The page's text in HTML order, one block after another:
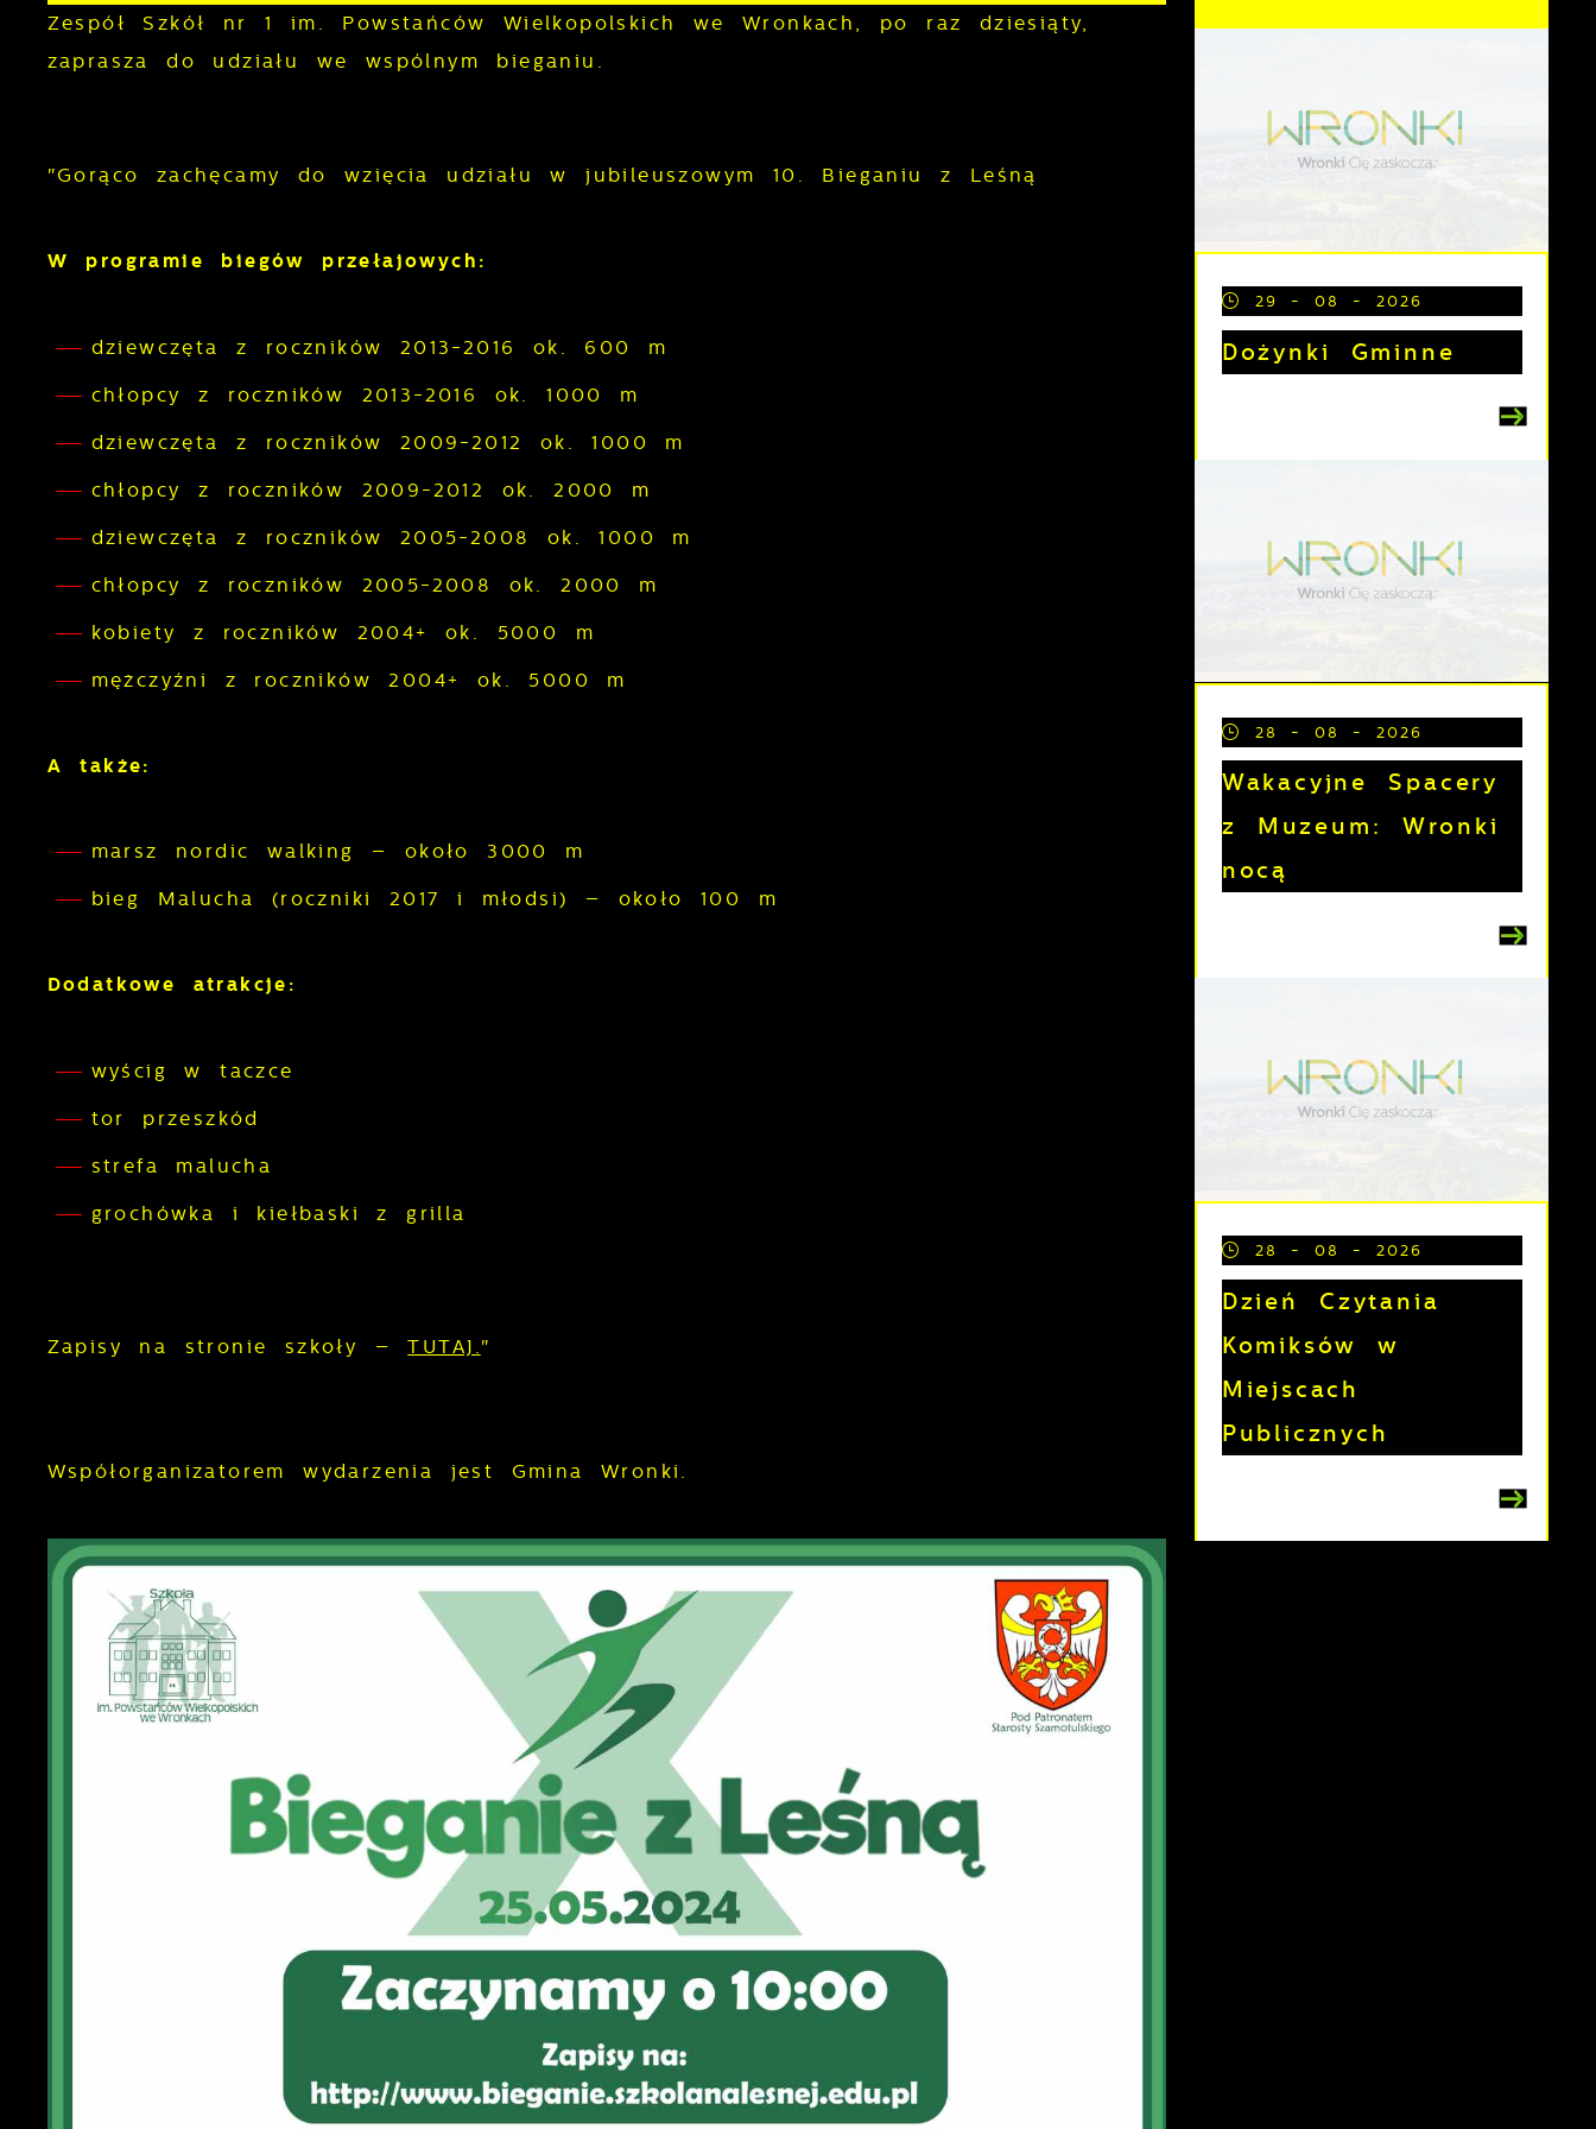
Zespół Szkół nr 1 im. Powstańców Wielkopolskich we Wronkach, po raz dziesiąty,
zaprasza do udziału we wspólnym bieganiu.
"Gorąco zachęcamy do wzięcia udziału w jubileuszowym 10. Bieganiu z Leśną
W programie biegów przełajowych:
dziewczęta z roczników 2013-2016 ok. 600 m
chłopcy z roczników 2013-2016 ok. 1000 m
dziewczęta z roczników 2009-2012 ok. 1000 m
chłopcy z roczników 2009-2012 ok. 2000 m
dziewczęta z roczników 2005-2008 ok. 1000 m
chłopcy z roczników 2005-2008 ok. 2000 m
kobiety z roczników 2004+ ok. 5000 m
mężczyźni z roczników 2004+ ok. 5000 m
A także:
marsz nordic walking – około 3000 m
bieg Malucha (roczniki 2017 i młodsi) – około 100 m
Dodatkowe atrakcje:
wyścig w taczce
tor przeszkód
strefa malucha
grochówka i kiełbaski z grilla
Zapisy na stronie szkoły –TUTAJ."
Współorganizatorem wydarzenia jest Gmina Wronki.
29 - 08 - 2026
Dożynki Gminne
28 - 08 - 2026
Wakacyjne Spacery
z Muzeum: Wronki
nocą
28 - 08 - 2026
Dzień Czytania
Komiksów w
Miejscach
Publicznych
Ustawienia
Szanujemy Twoją prywatność. Możesz zmienić ustawienia
cookies lub zaakceptować je wszystkie. W dowolnym
momencie możesz dokonać zmiany swoich ustawień.
Niezbędne pliki cookies służą do prawidłowego
funkcjonowania strony internetowej i umożliwiają Ci
komfortowe korzystanie z oferowanych przez nas usług.